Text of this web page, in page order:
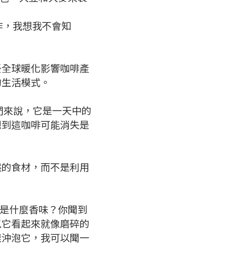
我想我不會知
球暖化影響咖啡產
活模式。
說，它是一天中的
這咖啡可能消失是
食材，而不是利用
什麼香味？你聞到
看起來就像磨碎的
泡它，我可以聞一